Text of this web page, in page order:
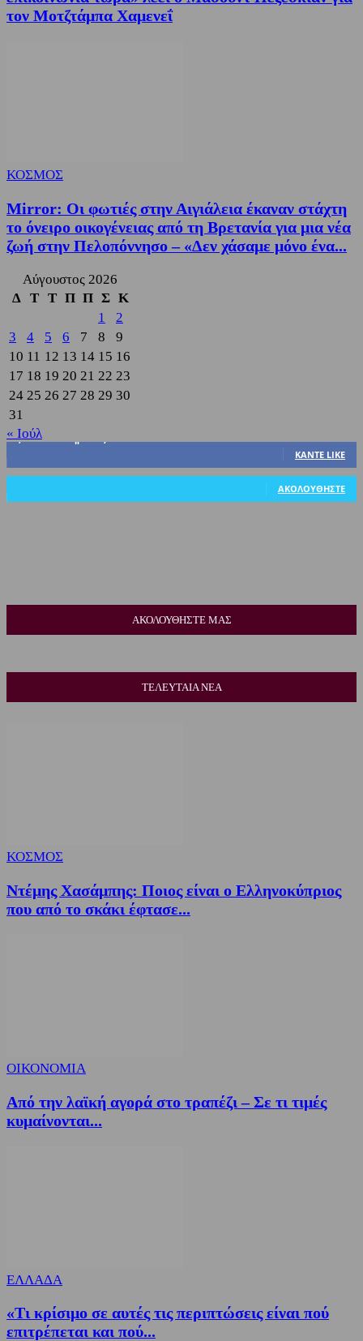
τον Μοτζτάμπα Χαμενεΐ
ΚΟΣΜΟΣ
Mirror: Οι φωτιές στην Αιγιάλεια έκαναν στάχτη
το όνειρο οικογένειας από τη Βρετανία για μια νέα
ζωή στην Πελοπόννησο – «Δεν χάσαμε μόνο ένα...
Αύγουστος 2026
Δ
Τ Τ Π Π Σ Κ
1
2
3
4 5 6 7 8
9
10 11 12 13 14 15 16
17 18 19 20 21 22 23
24 25 26 27 28 29 30
31
« Ιούλ
3,822
ΚΆΝΤΕ LIKE
ΑΚΟΛΟΥΘΉΣΤΕ
ΑΚΟΛΟΥΘΗΣΤΕ ΜΑΣ
ΤΕΛΕΥΤΑΙΑ ΝΕΑ
ΚΟΣΜΟΣ
Ντέμης Χασάμπης: Ποιος είναι ο Ελληνοκύπριος
που από το σκάκι έφτασε...
ΟΙΚΟΝΟΜΙΑ
Από την λαϊκή αγορά στο τραπέζι – Σε τι τιμές
κυμαίνονται...
ΕΛΛΑΔΑ
«Τι κρίσιμο σε αυτές τις περιπτώσεις είναι πού
επιτρέπεται και πού...